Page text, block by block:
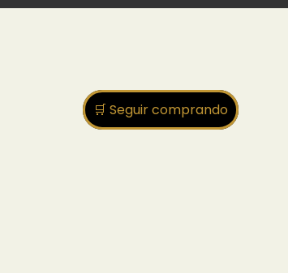
🛒 Seguir comprando